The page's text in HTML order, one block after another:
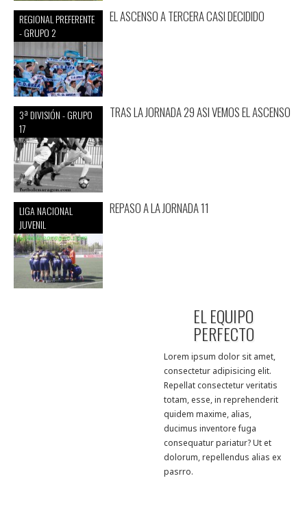
REGIONAL PREFERENTE
- GRUPO 2
EL ASCENSO A TERCERA CASI DECIDIDO
3ª DIVISIÓN - GRUPO
17
TRAS LA JORNADA 29 ASI VEMOS EL ASCENSO
LIGA NACIONAL
JUVENIL
REPASO A LA JORNADA 11
EL EQUIPO
PERFECTO
Lorem ipsum dolor sit amet,
consectetur adipisicing elit.
Repellat consectetur veritatis
totam, esse, in reprehenderit
quidem maxime, alias,
ducimus inventore fuga
consequatur pariatur? Ut et
dolorum, repellendus alias ex
pasrro.